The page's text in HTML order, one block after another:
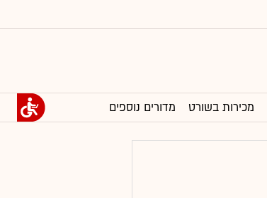
מכירות בשורט מדורים נוספים